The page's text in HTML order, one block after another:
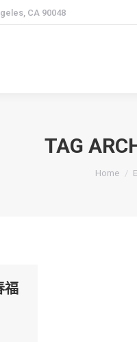
CA 90048
TAG
You are
Home
福